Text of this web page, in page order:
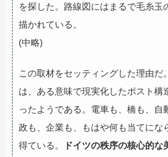
を探した。路線図にはまるで毛糸玉
描かれている。
(中略)
この取材をセッティングした理由だ
は、ある意味で現実化したポスト構
ったようである。電車も、橋も、自
政も、企業も、もはや何も当てにな
得ている。
ドイツの秩序の核心的な